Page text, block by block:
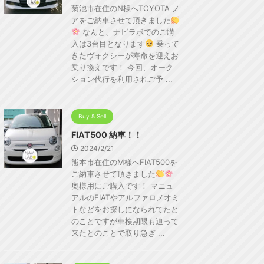
菊池市在住のN様へTOYOTA ノ
アをご納車させて頂きました
なんと、ナビラボでのご購
入は3台目となります
乗って
きたヴォクシーが寿命を迎えお
乗り換えです！ 今回、オーク
ション代行を利用されご予 ...
Buy & Sell
FIAT500 納車！！
2024/2/21
熊本市在住のM様へFIAT500を
ご納車させて頂きました
奥様用にご購入です！ マニュ
アルのFIATやアルファロメオミ
トなどをお探しになられてたと
のことですが車検期限も迫って
来たとのことで取り急ぎ ...